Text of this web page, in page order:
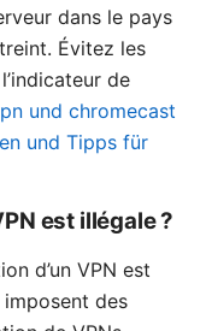
dans le pays
Évitez les
de
und chromecast
und Tipps für
est illégale ?
d’un VPN est
des